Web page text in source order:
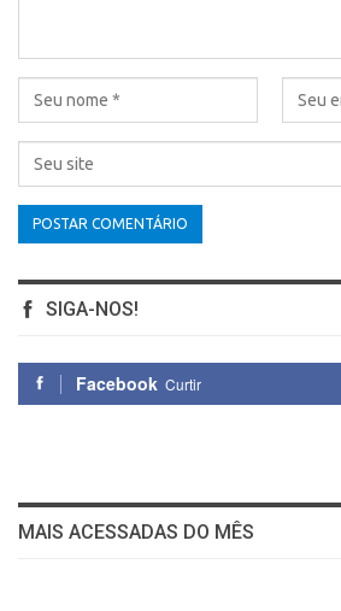
SIGA-NOS!
Facebook Curtir
MAIS ACESSADAS DO MÊS